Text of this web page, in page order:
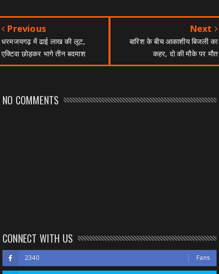
Previous
धरमजयगढ़ में ढाई लाख की लूट,
एक्टिवा छोड़कर भागे तीन बदमाश
Next
बारिश के बीच आकाशीय बिजली का
कहर, दो की मौके पर मौत
NO COMMENTS
CONNECT WITH US
2340 Fans